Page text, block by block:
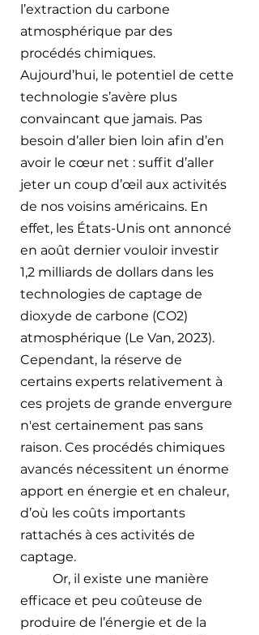
l’extraction du carbone
atmosphérique par des
procédés chimiques.
Aujourd’hui, le potentiel de cette
technologie s’avère plus
convaincant que jamais. Pas
besoin d’aller bien loin afin d’en
avoir le cœur net : suffit d’aller
jeter un coup d’œil aux activités
de nos voisins américains. En
effet, les États-Unis ont annoncé
en août dernier vouloir investir
1,2 milliards de dollars dans les
technologies de captage de
dioxyde de carbone (CO2)
atmosphérique (Le Van, 2023).
Cependant, la réserve de
certains experts relativement à
ces projets de grande envergure
n'est certainement pas sans
raison. Ces procédés chimiques
avancés nécessitent un énorme
apport en énergie et en chaleur,
d’où les coûts importants
rattachés à ces activités de
captage.
Or, il existe une manière
efficace et peu coûteuse de
produire de l’énergie et de la